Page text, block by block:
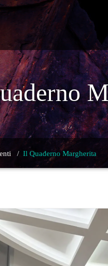
/ Il Quaderno Margherita